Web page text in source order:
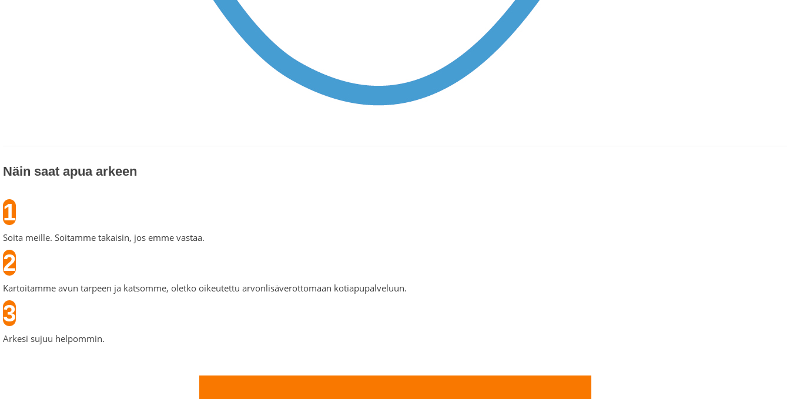
Näin saat apua arkeen
1
Soita meille. Soitamme takaisin, jos emme vastaa.
2
Kartoitamme avun tarpeen ja katsomme, oletko oikeutettu arvonlisäverottomaan kotiapupalveluun.
3
Arkesi sujuu helpommin.